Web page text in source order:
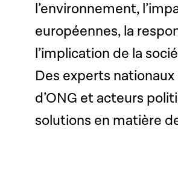
l’environnement,
européennes, la
l’implication de la
Des experts
d’ONG et acteurs
solutions en matière